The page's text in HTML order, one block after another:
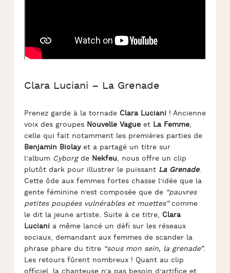
Clara Luciani – La Grenade
Prenez garde à la tornadeClara Luciani! Ancienne
voix des groupes Nouvelle Vagueet La Femme,
celle qui fait notamment les premières parties de
Benjamin Biolayet a partagé un titre sur
l’album Cyborgde Nekfeu, nous offre un clip
plutôt dark pour illustrer le puissant La Grenade.
Cette ôde aux femmes fortes chasse l’idée que la
gente féminine n’est composée que de “pauvres
petites poupées vulnérables et muettes”comme
le dit la jeune artiste. Suite à ce titre, Clara
Luciania même lancé un défi sur les réseaux
sociaux, demandant aux femmes de scander la
phrase phare du titre “sous mon sein, la grenade”.
Les retours fûrent nombreux ! Quant au clip